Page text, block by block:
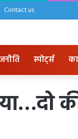
Contact us
स्पोर्ट्स